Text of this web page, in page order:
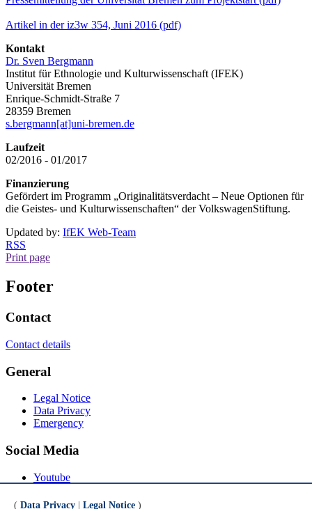
Artikel in der iz3w 354, Juni 2016 (pdf)
Kontakt
Dr. Sven Bergmann
Institut für Ethnologie und Kulturwissenschaft (IFEK)
Universität Bremen
Enrique-Schmidt-Straße 7
28359 Bremen
s.bergmann[at]uni-bremen.de
Laufzeit
02/2016 - 01/2017
Finanzierung
Gefördert im Programm „Originalitätsverdacht – Neue Optionen für
die Geistes- und Kulturwissenschaften“ der VolkswagenStiftung.
Updated by: IfEK Web-Team
RSS
Print page
Footer
Contact
Contact details
General
Legal Notice
Data Privacy
Emergency
Social Media
Youtube
LinkedIn
( Data Privacy Legal Notice )